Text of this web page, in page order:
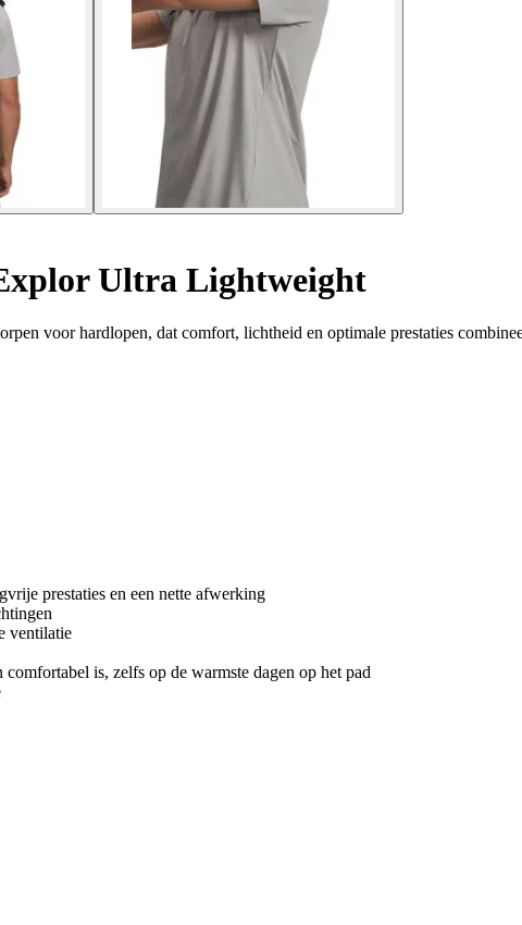
Ultra Lightweight
voor hardlopen, dat comfort, lichtheid en optimale prestaties
prestaties en een nette afwerking
ventilatie
is, zelfs op de warmste dagen op het pad